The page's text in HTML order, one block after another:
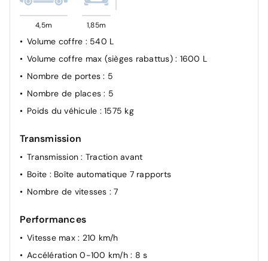
4,5m 1,85m
Volume coffre : 540 L
Volume coffre max (sièges rabattus) : 1600 L
Nombre de portes: 5
Nombre de places: 5
Poids du véhicule : 1575 kg
Transmission
Transmission: Traction avant
Boite : Boîte automatique 7 rapports
Nombre de vitesses : 7
Performances
Vitesse max : 210 km/h
Accélération 0-100 km/h : 8 s